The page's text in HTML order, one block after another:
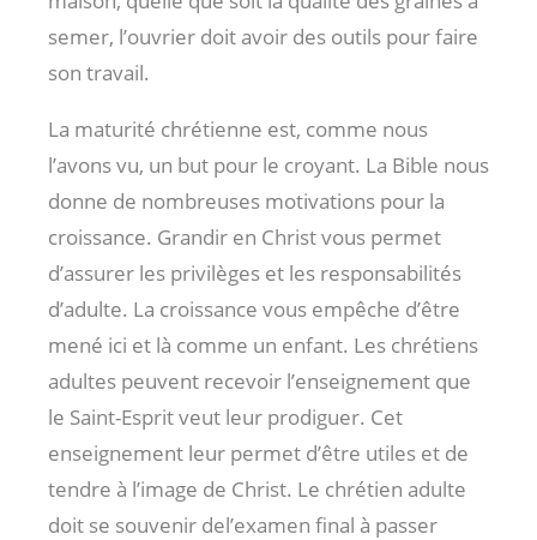
semer, l’ouvrier doit avoir des outils pour faire
son travail.
La maturité chrétienne est, comme nous
l’avons vu, un but pour le croyant. La Bible nous
donne de nombreuses motivations pour la
croissance. Grandir en Christ vous permet
d’assurer les privilèges et les responsabilités
d’adulte. La croissance vous empêche d’être
mené ici et là comme un enfant. Les chrétiens
adultes peuvent recevoir l’enseignement que
le Saint-Esprit veut leur prodiguer. Cet
enseignement leur permet d’être utiles et de
tendre à l’image de Christ. Le chrétien adulte
doit se souvenir del’examen final à passer